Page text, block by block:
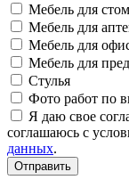
Мебель для
Мебель для
Мебель для
Мебель для
Стулья
Фото работ по
Я даю свое
соглашаюсь с
данных.
Отправить